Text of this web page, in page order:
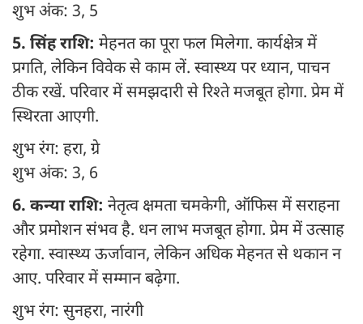
शुभ अंक: 3, 5
5. सिंह राशि: मेहनत का पूरा फल मिलेगा. कार्यक्षेत्र में
प्रगति, लेकिन विवेक से काम लें. स्वास्थ्य पर ध्यान, पाचन
ठीक रखें. परिवार में समझदारी से रिश्ते मजबूत होगा. प्रेम में
स्थिरता आएगी.
शुभ रंग: हरा, ग्रे
शुभ अंक: 3, 6
6. कन्या राशि: नेतृत्व क्षमता चमकेगी, ऑफिस में सराहना
और प्रमोशन संभव है. धन लाभ मजबूत होगा. प्रेम में उत्साह
रहेगा. स्वास्थ्य ऊर्जावान, लेकिन अधिक मेहनत से थकान न
आए. परिवार में सम्मान बढ़ेगा.
शुभ रंग: सुनहरा, नारंगी